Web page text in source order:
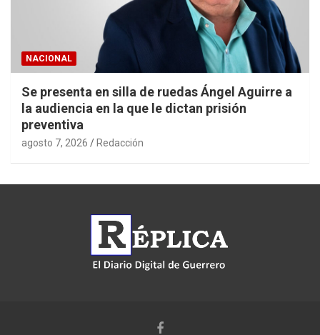
NACIONAL
Se presenta en silla de ruedas Ángel Aguirre a
la audiencia en la que le dictan prisión
preventiva
agosto 7, 2026 Redacción